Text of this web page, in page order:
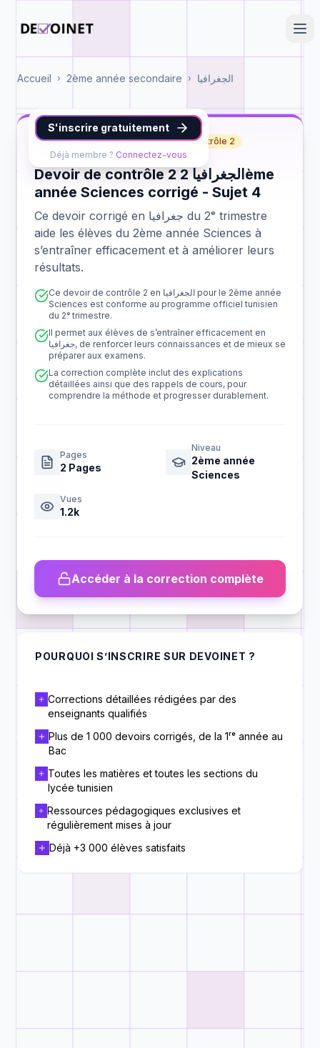
Accueil › 2ème année secondaire › الجغرافيا
S'inscrire gratuitement
Déjà membre ? Connectez-vous
جغرافيا 2ème année Sciences contrôle 2
Devoir de contrôle 2 الجغرافيا 2ème
année Sciences corrigé - Sujet 4
Ce devoir corrigé en جغرافيا du 2ᵉ trimestre
aide les élèves du 2ème année Sciences à
s’entraîner efficacement et à améliorer leurs
résultats.
Ce devoir de contrôle 2 en الجغرافيا pour le 2ème année
Sciences est conforme au programme officiel tunisien
du 2ᵉ trimestre.
Il permet aux élèves de s’entraîner efficacement en
جغرافيا, de renforcer leurs connaissances et de mieux se
préparer aux examens.
La correction complète inclut des explications
détaillées ainsi que des rappels de cours, pour
comprendre la méthode et progresser durablement.
Pages
2 Pages
Niveau
2ème année
Sciences
Vues
1.2k
Accéder à la correction complète
POURQUOI S’INSCRIRE SUR DEVOINET ?
Corrections détaillées rédigées par des
enseignants qualifiés
Plus de 1 000 devoirs corrigés, de la 1ʳᵉ année au
Bac
Toutes les matières et toutes les sections du
lycée tunisien
Ressources pédagogiques exclusives et
régulièrement mises à jour
Déjà +3 000 élèves satisfaits